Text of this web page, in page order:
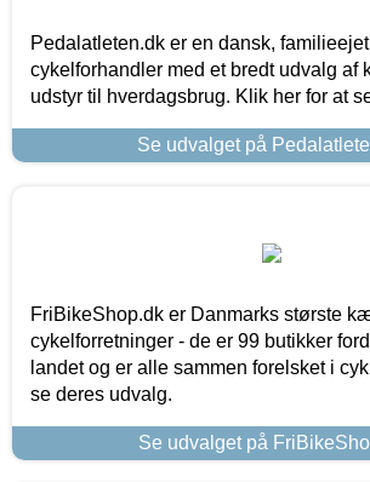
Pedalatleten.dk er en dansk,
cykelforhandler med et bredt udvalg af
udstyr til hverdagsbrug. Klik her for at
Se udvalget på
FriBikeShop.dk er Danmarks største
cykelforretninger - de er 99 butikker
landet og er alle sammen forelsket i
se deres udvalg.
Se udvalget på